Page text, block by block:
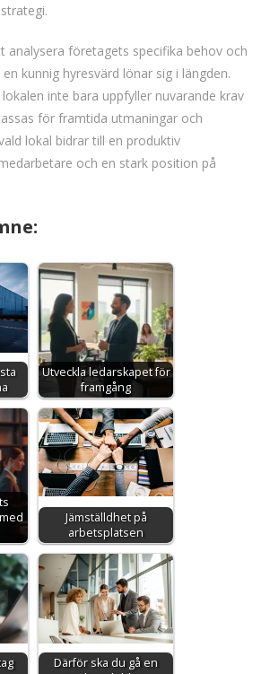
analysera företagets specifika behov och
kunnig hyresvärd lönar sig i längden.
inte bara uppfyller nuvarande krav
för framtida utmaningar och
lokal bidrar till en produktiv
och en stark position på
Utveckla ledarskapet för
framgång
Jämställdhet på
arbetsplatsen
Därför ska du gå en